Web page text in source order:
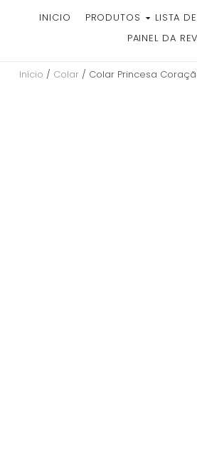
INICIO PRODUTOS LISTA
PAINEL DA
Início / Colar/ Colar Princesa